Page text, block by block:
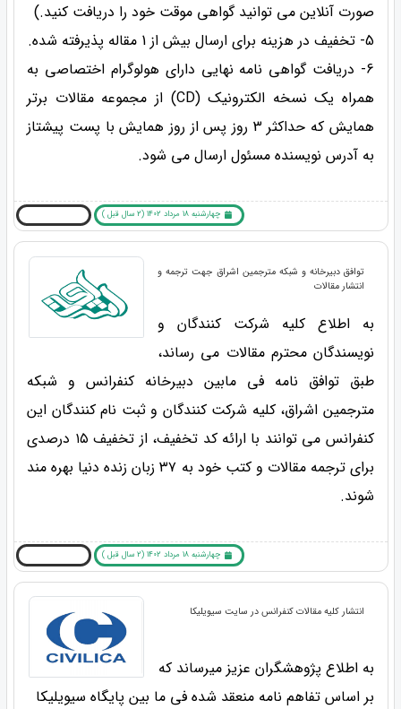
صورت آنلاین می توانید گواهی موقت خود را دریافت کنید.)
5- تخفیف در هزینه برای ارسال بیش از 1 مقاله پذیرفته شده.
6- دریافت گواهی نامه نهایی دارای هولوگرام اختصاصی به
همراه یک نسخه الکترونیک (CD) از مجموعه مقالات برتر
همایش که حداکثر 3 روز پس از روز همایش با پست پیشتاز
به آدرس نویسنده مسئول ارسال می شود.
چهارشنبه 18 مرداد 1402 (2 سال قبل )
توافق دبیرخانه و شبکه مترجمین اشراق جهت ترجمه و
انتشار مقالات
به اطلاع کلیه شرکت کنندگان و
نویسندگان محترم مقالات می رساند،
طبق توافق نامه فی مابین دبیرخانه کنفرانس و شبکه
مترجمین اشراق، کلیه شرکت کنندگان و ثبت نام کنندگان این
کنفرانس می توانند با ارائه کد تخفیف، از تخفیف ۱۵ درصدی
برای ترجمه مقالات و کتب خود به ۳۷ زبان زنده دنیا بهره مند
شوند.
چهارشنبه 18 مرداد 1402 (2 سال قبل )
انتشار کلیه مقالات کنفرانس در سایت سیویلیکا
به اطلاع پژوهشگران عزیز میرساند که
بر اساس تفاهم نامه منعقد شده فی ما بین پایگاه سیویلیکا